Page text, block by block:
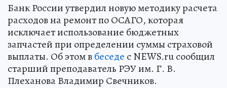
Банк России утвердил новую методику расчета
расходов на ремонт по ОСАГО, которая
исключает использование бюджетных
запчастей при определении суммы страховой
выплаты. Об этом вбеседе с NEWS.ru сообщил
старший преподаватель РЭУ им. Г. В.
Плеханова Владимир Свечников.